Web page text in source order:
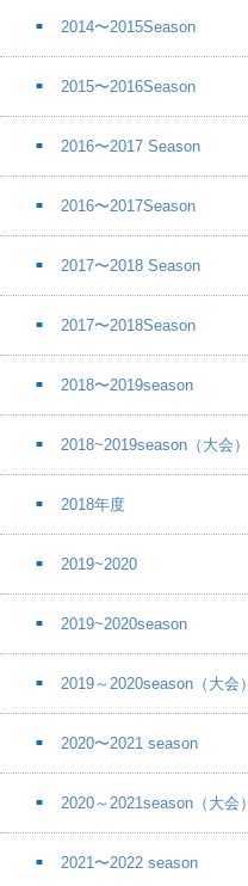
2014〜2015Season
2015〜2016Season
2016〜2017 Season
2016〜2017Season
2017〜2018 Season
2017〜2018Season
2018〜2019season
2018~2019season（大会）
2018年度
2019~2020
2019~2020season
2019～2020season（大会）
2020〜2021 season
2020～2021season（大会）
2021〜2022 season